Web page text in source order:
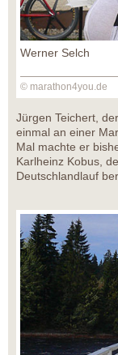
Werner Selch
© marathon4you.de
Jürgen Teichert,
einmal an einer
Mal machte er
Karlheinz Kobus,
Deutschlandlauf